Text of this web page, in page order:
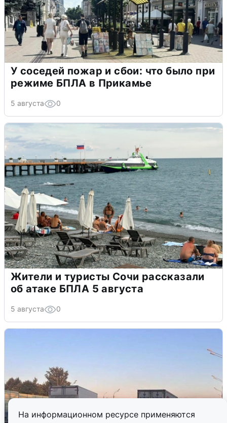
На информационном ресурсе применяются
У соседей пожар и сбои: что было при
режиме БПЛА в Прикамье
5 августа 0
Жители и туристы Сочи рассказали
об атаке БПЛА 5 августа
5 августа 0